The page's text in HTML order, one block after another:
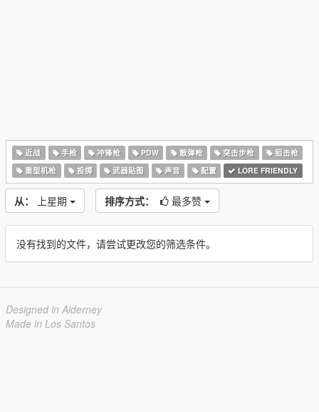
近战 手枪 冲锋枪 PDW 散弹枪 突击步枪
狙击枪
重型机枪
投掷 武器贴图 声音 配置 LORE FRIENDLY
从： 上星期 排序方式： 最多赞
没有找到的文件，请尝试更改您的筛选条件。
Designed in Alderney
Made in Los Santos